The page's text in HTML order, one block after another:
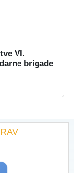
VI.
brigade